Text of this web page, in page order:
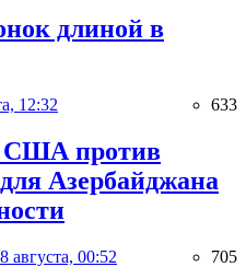
длиной в
12:32 633
США против
Азербайджана
августа, 00:52 705